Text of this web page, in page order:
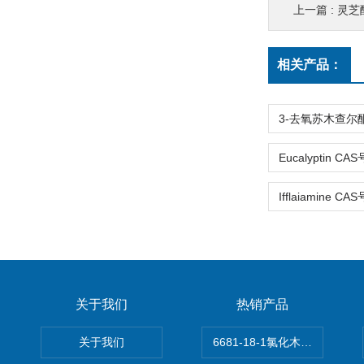
上一篇 : 灵芝
相关产品：
关于我们
关于我们
热销产品
6681-18-1氯化木兰花碱